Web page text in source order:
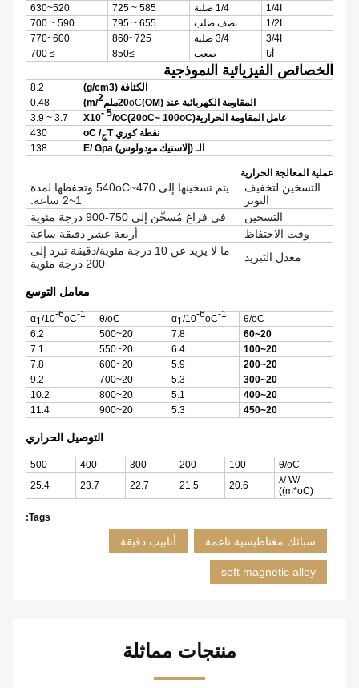
1/4I
1/4 صلبة 585 ~ 725
520~630
1/2I
نصف صلب 655 ~ 795
590 ~ 700
3/4I
3/4 صلبة 725~860
600~770
أنا
صعب ≥850
≥ 700
الخصائص الفيزيائية النموذجية
الكثافة (g/cm3)
8.2
المقاومة الكهربائية عند 20
oC(OM) ملم2
/m)
0.48
عامل المقاومة الحرارية(
20oC~ 100oC
)
X10- 5/oC
3.7 ~ 3.9
نقطة كوري Tج/
oC
430
الـ (إلاستيك مودولوس) E/ Gpa
138
عملية المعالجة الحرارية
التسخين لتخفيف
التوتر
يتم تسخينها إلى 470~540oC وتحفظها لمدة
1~2 ساعة.
التسخين
في فراغ مُسخّن إلى 750-900 درجة مئوية
وقت الاحتفاظ
أربعة عشر دقيقة ساعة
معدل التبريد
ما لا يزيد عن 10 درجة مئوية/دقيقة تبرد إلى
200 درجة مئوية
معامل التوسع
θ/oC
α1/10-6oC-1
θ/oC
α1/10-6oC-1
20~60
7.8
20~500
6.2
20~100
6.4
20~550
7.1
20~200
5.9
20~600
7.8
20~300
5.3
20~700
9.2
20~400
5.1
20~800
10.2
20~450
5.3
20~900
11.4
التوصيل الحراري
θ/oC
100
200
300
400
500
λ/ W/
((m*oC)
20.6
21.5
22.7
23.7
25.4
Tags:
سبائك مغناطيسية ناعمة أنابيب دقيقة
soft magnetic alloy
منتجات مماثلة